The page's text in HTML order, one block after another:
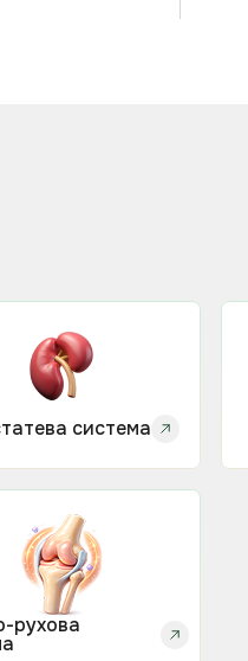
система
рухова